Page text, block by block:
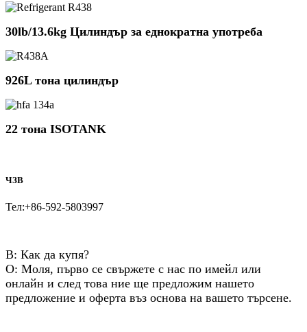
30lb/13.6kg Цилиндър за еднократна употреба
926L тона цилиндър
22 тона ISOTANK
ЧЗВ
Тел:+86-592-5803997
В: Как да купя?
О: Моля, първо се свържете с нас по имейл или
онлайн и след това ние ще предложим нашето
предложение и оферта въз основа на вашето търсене.